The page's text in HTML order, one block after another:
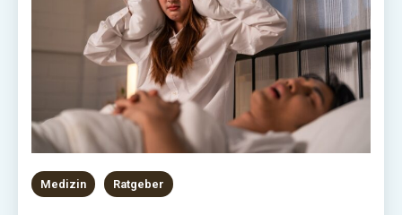
Medizin Ratgeber